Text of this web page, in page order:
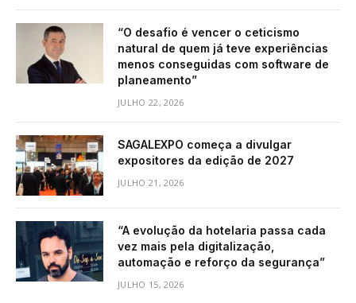
“O desafio é vencer o ceticismo
natural de quem já teve experiências
menos conseguidas com software de
planeamento”
JULHO 22, 2026
SAGALEXPO começa a divulgar
expositores da edição de 2027
JULHO 21, 2026
“A evolução da hotelaria passa cada
vez mais pela digitalização,
automação e reforço da segurança”
JULHO 15, 2026